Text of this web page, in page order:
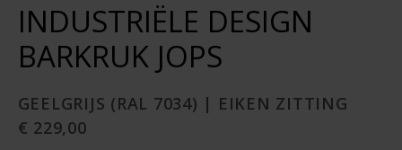
INDUSTRIËLE DESIGN
BARKRUK JOPS
GEELGRIJS (RAL 7034) | EIKEN ZITTING
€ 229,00